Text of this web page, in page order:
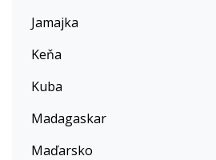
Jamajka
Keňa
Kuba
Madagaskar
Maďarsko